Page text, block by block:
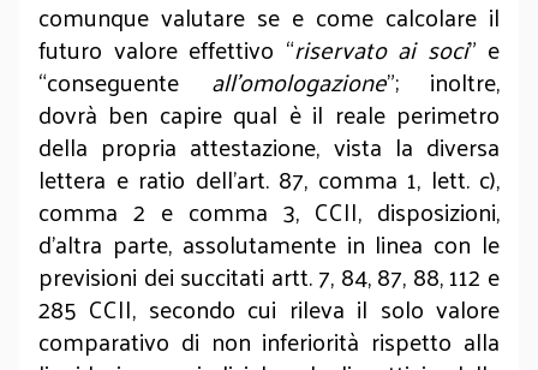
comunque valutare se e come calcolare il
futuro valore effettivo “riservato ai soci” e
“conseguente all’omologazione”; inoltre,
dovrà ben capire qual è il reale perimetro
della propria attestazione, vista la diversa
lettera e ratio dell’art. 87, comma 1, lett. c),
comma 2 e comma 3, CCII, disposizioni,
d’altra parte, assolutamente in linea con le
previsioni dei succitati artt. 7, 84, 87, 88, 112 e
285 CCII, secondo cui rileva il solo valore
comparativo di non inferiorità rispetto alla